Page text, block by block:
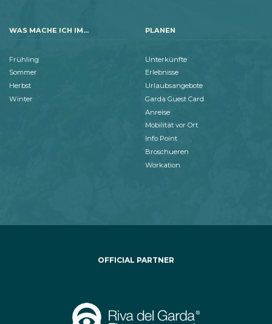
WAS MACHE ICH IM...
Frühling
Sommer
Herbst
Winter
PLANEN
Unterkünfte
Erlebnisse
Urlaubsangebote
Garda Guest Card
Anreise
Mobilität vor Ort
Info Point
Broschueren
Workation
OFFICIAL PARTNER